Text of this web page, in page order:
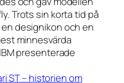
Trots sin korta tid på
designikon och en
minnesvärda
presenterade
ST – historien om